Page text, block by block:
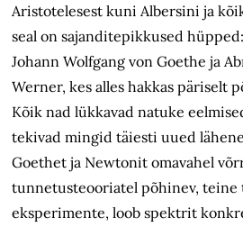
Aristotelesest kuni Albersini ja
seal on sajanditepikkused
Johann Wolfgang von Goethe ja
Werner, kes alles hakkas päriselt
Kõik nad lükkavad natuke
tekivad mingid täiesti uued
Goethet ja Newtonit omavahel
tunnetusteooriatel põhinev, teine
eksperimente, loob spektrit